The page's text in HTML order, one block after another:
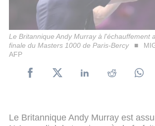
Le Britannique Andy Murray à l'échauffement
finale du Masters 1000 de Paris-Bercy
AFP
Le Britannique Andy Murray est